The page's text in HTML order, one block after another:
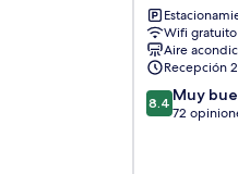
Hotel
Phitsanulok
Wifi gratuito
Aire
Recepción
8.4
de
8.4 Muy
72